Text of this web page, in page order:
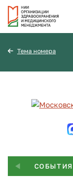
Тема номера
СОБЫТИЯ